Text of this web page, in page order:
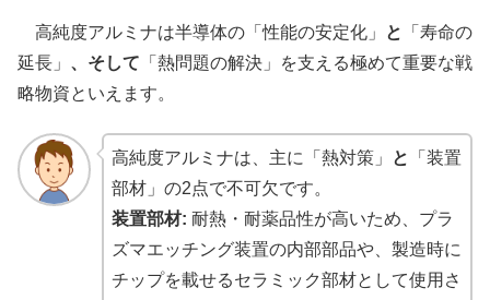
高純度アルミナは半導体の「性能の安定化」 と
「寿命の
延長」 、そして 「熱問題の解決」を支える極めて重要な戦
略物資といえます。
高純度アルミナは、主に「熱対策」 と 「装置
部材」の2点で不可欠です。
装置部材: 耐熱・耐薬品性が高いため、プラ
ズマエッチング装置の内部部品や、製造時に
チップを載せるセラミック部材として使用さ